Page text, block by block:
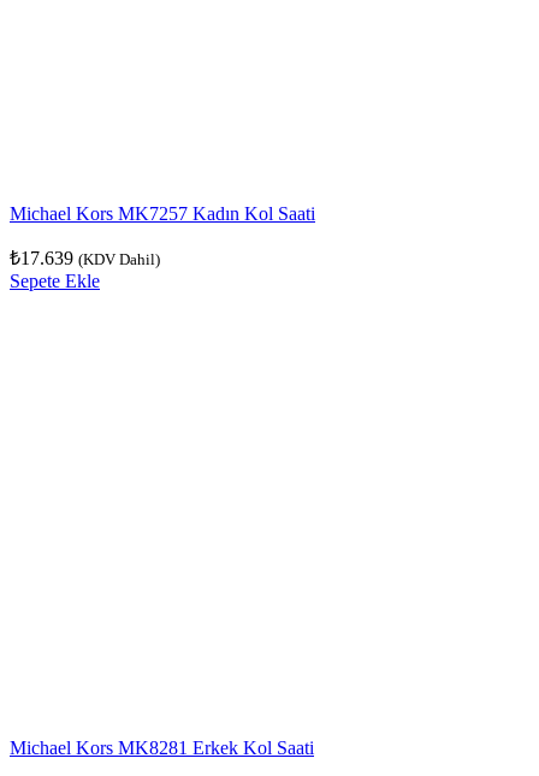
Michael Kors MK7257 Kadın Kol Saati
₺17.639 (KDV Dahil)
Sepete Ekle
Michael Kors MK8281 Erkek Kol Saati